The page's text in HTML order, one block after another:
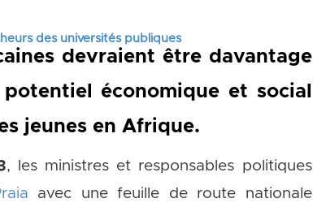
des universités publiques
devraient être davantage
économique et social
jeunes en Afrique.
, les ministres et responsables politiques
avec une feuille de route nationale